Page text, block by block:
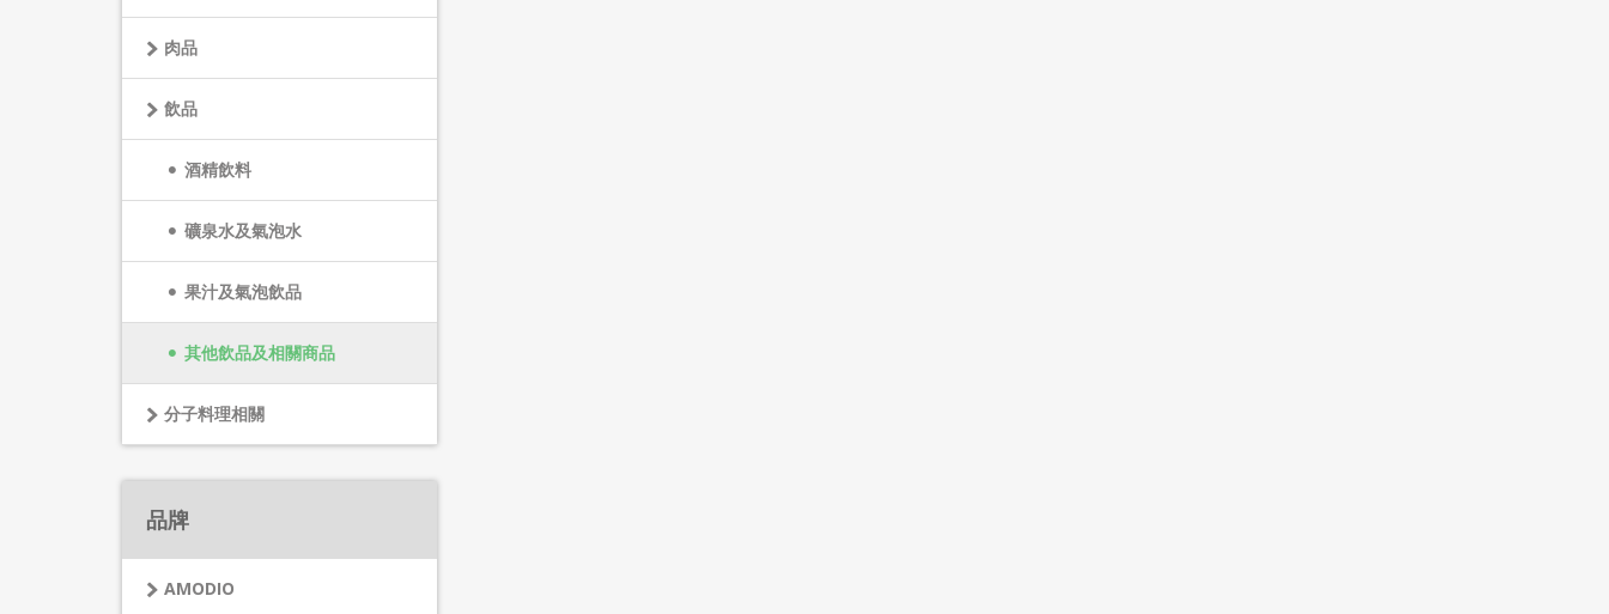
肉品
飲品
酒精飲料
礦泉水及氣泡水
果汁及氣泡飲品
其他飲品及相關商品
分子料理相關
品牌
AMODIO